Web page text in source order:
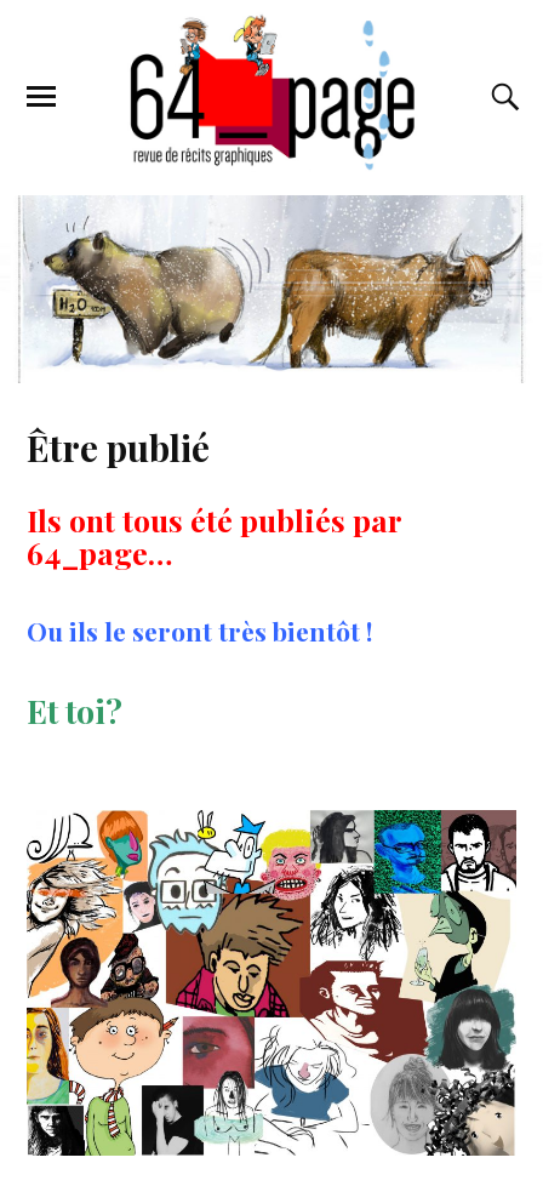
Être publié
Ils ont tous été publiés par
64_page…
Ou ils le seront très bientôt !
Et toi?